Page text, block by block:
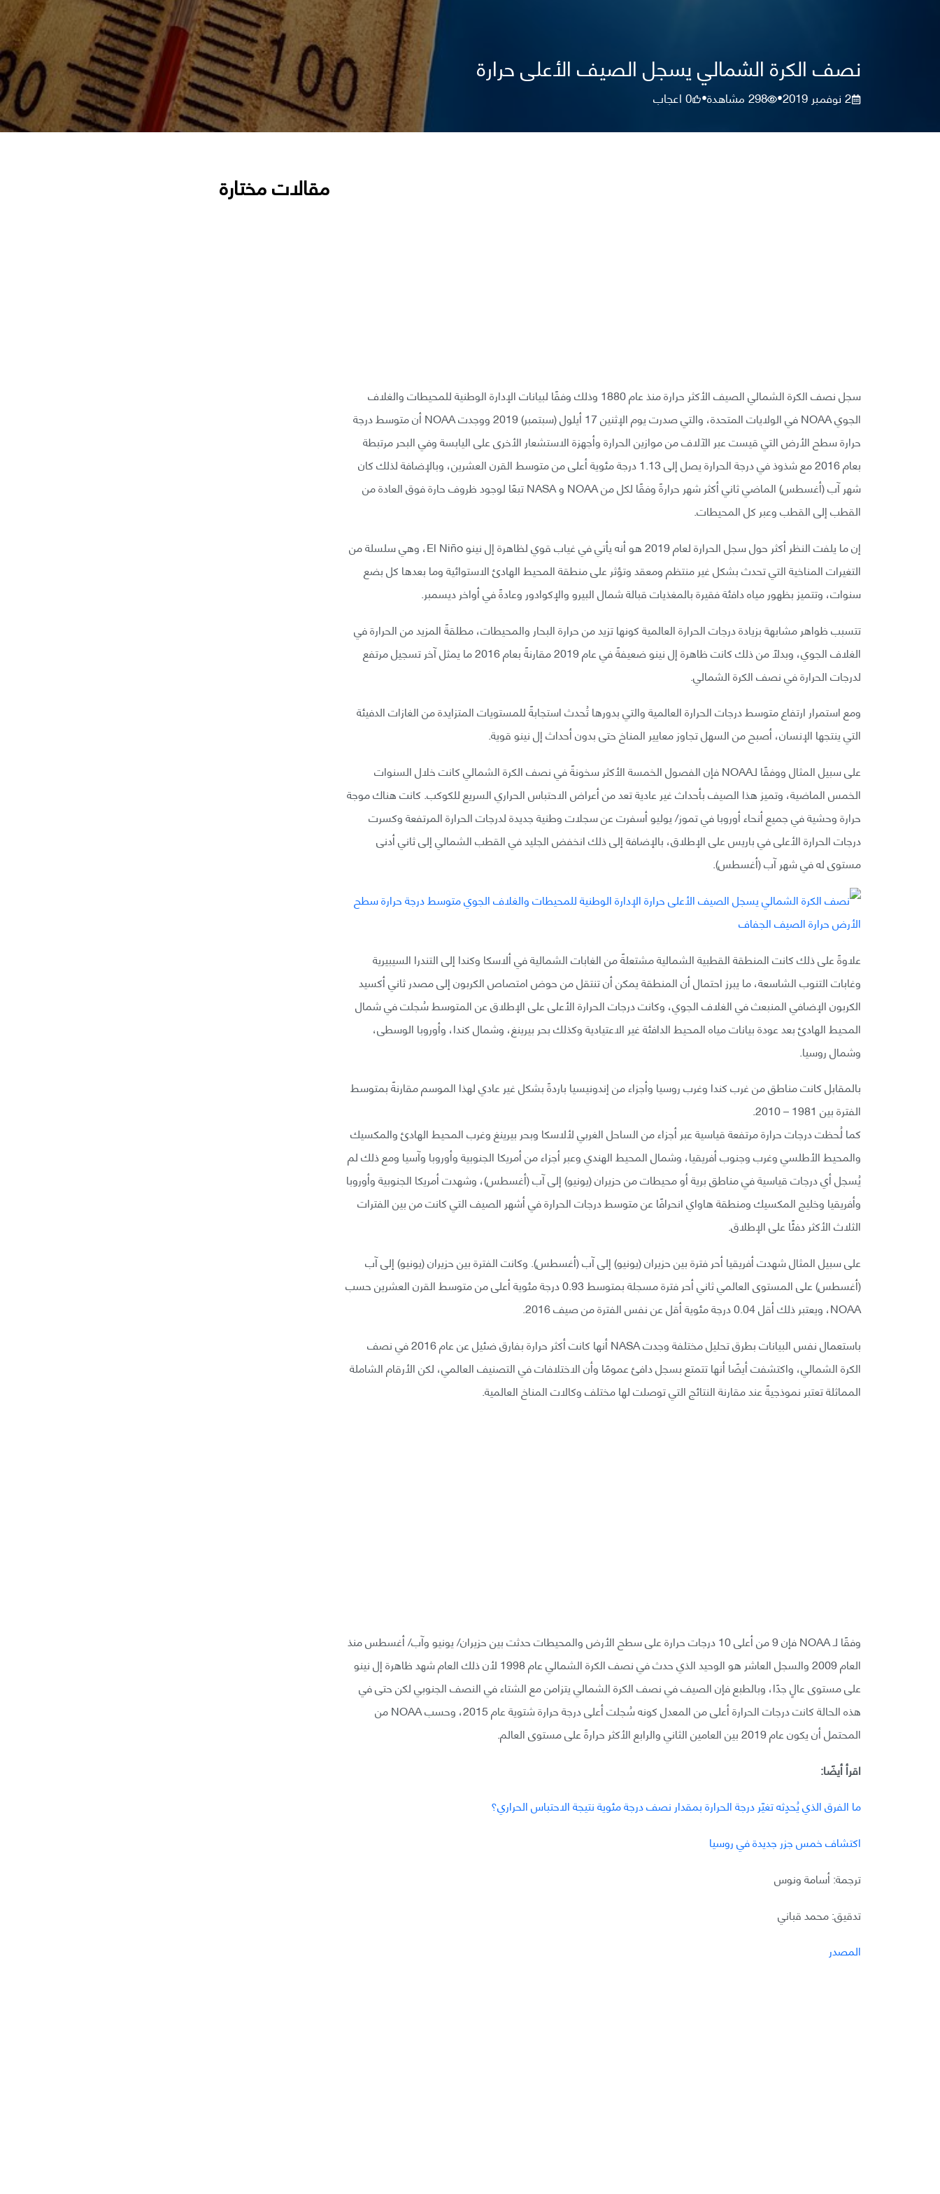
نصف الكرة الشمالي يسجل الصيف الأعلى حرارة
2 نوفمبر 2019 •
298مشاهدة•
0اعجاب
سجل نصف الكرة الشمالي الصيف الأكثر حرارة منذ عام 1880 وذلك وفقًا لبيانات الإدارة الوطنية للمحيطات والغلاف
الجوي NOAA في الولايات المتحدة، والتي صدرت يوم الإثنين 17 أيلول (سبتمبر) 2019 ووجدت NOAA أن متوسط درجة
حرارة سطح الأرض التي قيست عبر الآلاف من موازين الحرارة وأجهزة الاستشعار الأخرى على اليابسة وفي البحر مرتبطة
بعام 2016 مع شذوذ في درجة الحرارة يصل إلى 1.13 درجة مئوية أعلى من متوسط القرن العشرين، وبالإضافة لذلك كان
شهر آب (أغسطس) الماضي ثاني أكثر شهر حرارةً وفقًا لكل من NOAA و NASA تبعًا لوجود ظروف حارة فوق العادة من
القطب إلى القطب وعبر كل المحيطات.
إن ما يلفت النظر أكثر حول سجل الحرارة لعام 2019 هو أنه يأتي في غياب قوي لظاهرة إل نينو El Niño، وهي سلسلة من
التغيرات المناخية التي تحدث بشكل غير منتظم ومعقد وتؤثر على منطقة المحيط الهادئ الاستوائية وما بعدها كل بضع
سنوات، وتتميز بظهور مياه دافئة فقيرة بالمغذيات قبالة شمال البيرو والإكوادور وعادةً في أواخر ديسمبر.
تتسبب ظواهر مشابهة بزيادة درجات الحرارة العالمية كونها تزيد من حرارة البحار والمحيطات، مطلقةً المزيد من الحرارة في
الغلاف الجوي، وبدلًا من ذلك كانت ظاهرة إل نينو ضعيفةً في عام 2019 مقارنةً بعام 2016 ما يمثل آخر تسجيل مرتفع
لدرجات الحرارة في نصف الكرة الشمالي.
ومع استمرار ارتفاع متوسط درجات الحرارة العالمية والتي بدورها تُحدث استجابةً للمستويات المتزايدة من الغازات الدفيئة
التي ينتجها الإنسان، أصبح من السهل تجاوز معايير المناخ حتى بدون أحداث إل نينو قوية.
على سبيل المثال ووفقًا لـNOAA فإن الفصول الخمسة الأكثر سخونةً في نصف الكرة الشمالي كانت خلال السنوات
الخمس الماضية، وتميز هذا الصيف بأحداث غير عادية تعد من أعراض الاحتباس الحراري السريع للكوكب. كانت هناك موجة
حرارة وحشية في جميع أنحاء أوروبا في تموز/ يوليو أسفرت عن سجلات وطنية جديدة لدرجات الحرارة المرتفعة وكسرت
درجات الحرارة الأعلى في باريس على الإطلاق، بالإضافة إلى ذلك انخفض الجليد في القطب الشمالي إلى ثاني أدنى
مستوى له في شهر آب (أغسطس).
علاوةً على ذلك كانت المنطقة القطبية الشمالية مشتعلةً من الغابات الشمالية في ألاسكا وكندا إلى التندرا السيبيرية
وغابات التنوب الشاسعة، ما يبرز احتمال أن المنطقة يمكن أن تنتقل من حوض امتصاص الكربون إلى مصدر ثاني أكسيد
الكربون الإضافي المنبعث في الغلاف الجوي، وكانت درجات الحرارة الأعلى على الإطلاق عن المتوسط سُجلت في شمال
المحيط الهادئ بعد عودة بيانات مياه المحيط الدافئة غير الاعتيادية وكذلك بحر بيرينغ، وشمال كندا، وأوروبا الوسطى،
وشمال روسيا.
بالمقابل كانت مناطق من غرب كندا وغرب روسيا وأجزاء من إندونيسيا باردةً بشكل غير عادي لهذا الموسم مقارنةً بمتوسط
الفترة بين 1981 – 2010.
كما لُحظت درجات حرارة مرتفعة قياسية عبر أجزاء من الساحل الغربي لألاسكا وبحر بيرينغ وغرب المحيط الهادئ والمكسيك
والمحيط الأطلسي وغرب وجنوب أفريقيا، وشمال المحيط الهندي وعبر أجزاء من أمريكا الجنوبية وأوروبا وآسيا ومع ذلك لم
يُسجل أي درجات قياسية في مناطق برية أو محيطات من حزيران (يونيو) إلى آب (أغسطس)، وشهدت أمريكا الجنوبية وأوروبا
وأفريقيا وخليج المكسيك ومنطقة هاواي انحرافًا عن متوسط درجات الحرارة في أشهر الصيف التي كانت من بين الفترات
الثلاث الأكثر دفئًا على الإطلاق.
على سبيل المثال شهدت أفريقيا أحر فترة بين حزيران (يونيو) إلى آب (أغسطس). وكانت الفترة بين حزيران (يونيو) إلى آب
(أغسطس) على المستوى العالمي ثاني أحر فترة مسجلة بمتوسط 0.93 درجة مئوية أعلى من متوسط القرن العشرين حسب
NOAA، ويعتبر ذلك أقل 0.04 درجة مئوية أقل عن نفس الفترة من صيف 2016.
باستعمال نفس البيانات بطرق تحليل مختلفة وجدت NASA أنها كانت أكثر حرارة بفارق ضئيل عن عام 2016 في نصف
الكرة الشمالي، واكتشفت أيضًا أنها تتمتع بسجل دافئ عمومًا وأن الاختلافات في التصنيف العالمي، لكن الأرقام الشاملة
المماثلة تعتبر نموذجيةً عند مقارنة النتائج التي توصلت لها مختلف وكالات المناخ العالمية.
وفقًا لـ NOAA فإن 9 من أعلى 10 درجات حرارة على سطح الأرض والمحيطات حدثت بين حزيران/ يونيو وآب/ أغسطس منذ
العام 2009 والسجل العاشر هو الوحيد الذي حدث في نصف الكرة الشمالي عام 1998 لأن ذلك العام شهد ظاهرة إل نينو
على مستوى عالٍ جدًا، وبالطبع فإن الصيف في نصف الكرة الشمالي يتزامن مع الشتاء في النصف الجنوبي لكن حتى في
هذه الحالة كانت درجات الحرارة أعلى من المعدل كونه سُجلت أعلى درجة حرارة شتوية عام 2015، وحسب NOAA من
المحتمل أن يكون عام 2019 بين العامين الثاني والرابع الأكثر حرارةً على مستوى العالم.
اقرأ أيضًا:
ما الفرق الذي يُحدِثه تغيّر درجة الحرارة بمقدار نصف درجة مئوية نتيجة الاحتباس الحراري؟
اكتشاف خمس جزر جديدة في روسيا
ترجمة: أسامة ونوس
تدقيق: محمد قباني
المصدر
مقالات مختارة